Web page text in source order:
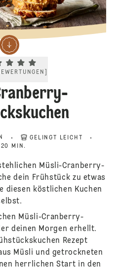
Current rating 5.0. Click to rate.
GELINGT LEICHT
20 MIN.
Müsli-Cranberry-
dein Frühstück zu etwas
diesen köstlichen Kuchen
Müsli-Cranberry-
deinen Morgen erhellt.
Rezept
Müsli und getrockneten
herrlichen Start in den